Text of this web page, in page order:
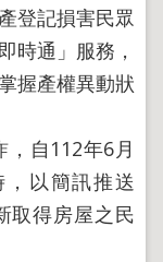
登記損害民眾
時通」服務，
握產權異動狀
自112年6月
以簡訊推送
取得房屋之民